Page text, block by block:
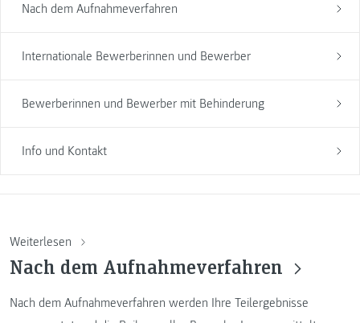
Nach dem Aufnahmeverfahren
Internationale Bewerberinnen und Bewerber
Bewerberinnen und Bewerber mit Behinderung
Info und Kontakt
Weiterlesen
Nach dem Aufnahmeverfahren
Nach dem Aufnahmeverfahren werden Ihre Teilergebnisse